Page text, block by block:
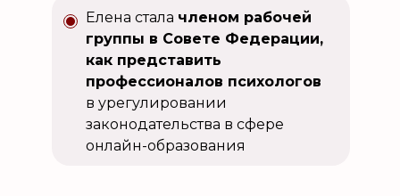
Елена стала членом рабочей
группы в Совете Федерации,
как представить
профессионалов психологов
в урегулировании
законодательства в сфере
онлайн-образования